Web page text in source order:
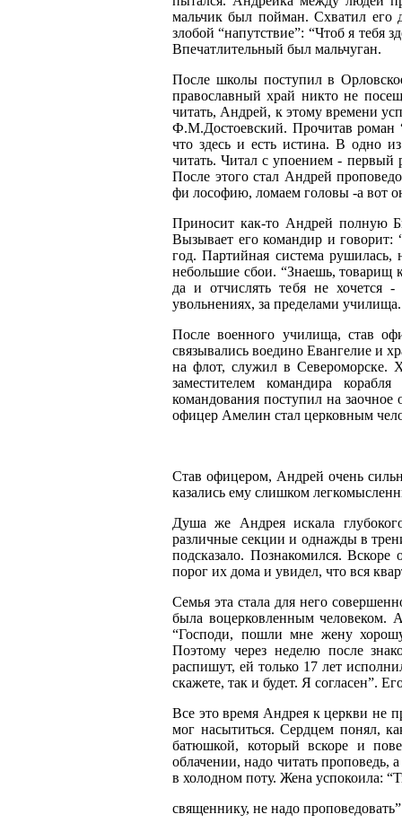
мальчик был пойман. Схватил его
злобой “напутствие”: “Чтоб я тебя
Впечатлительный был мальчуган.
После школы поступил в
православный храй никто не
читать, Андрей, к этому времени
Ф.М.Достоевский. Прочитав роман
что здесь и есть истина. В одно
читать. Читал с упоением -
После этого стал Андрей
фи лософию, ломаем головы -а вот
Приносит как-то Андрей полную
Вызывает его командир и
год. Партийная система
небольшие сбои. “Знаешь, товарищ
да и отчислять тебя не
увольнениях, за пределами
После военного училища, став
связывались воедино Евангелие и
на флот, служил в Североморске.
заместителем командира
командования поступил на заочное
офицер Амелин стал церковным
Став офицером, Андрей очень
казались ему слишком
Душа же Андрея искала
различные секции и однажды в
подсказало. Познакомился.
порог их дома и увидел, что вся
Семья эта стала для него
была воцерковленным человеком.
“Господи, пошли мне жену
Поэтому через неделю после
распишут, ей только 17 лет
скажете, так и будет. Я согласен”.
Все это время Андрея к церкви не
мог насытиться. Сердцем понял,
батюшкой, который вскоре и
облачении, надо читать проповедь,
в холодном поту. Жена успокоила:
священнику, не надо